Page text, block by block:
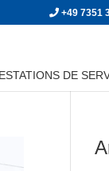
+49 7351
DE